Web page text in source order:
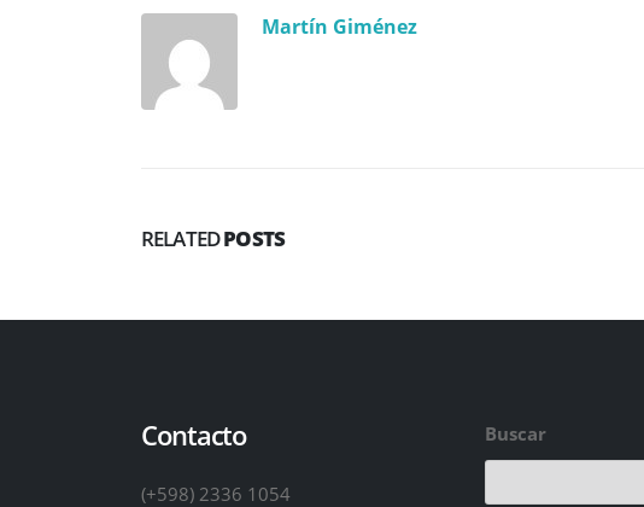
Martín Giménez
RELATEDPOSTS
Contacto
(+598) 2336 1054
Buscar